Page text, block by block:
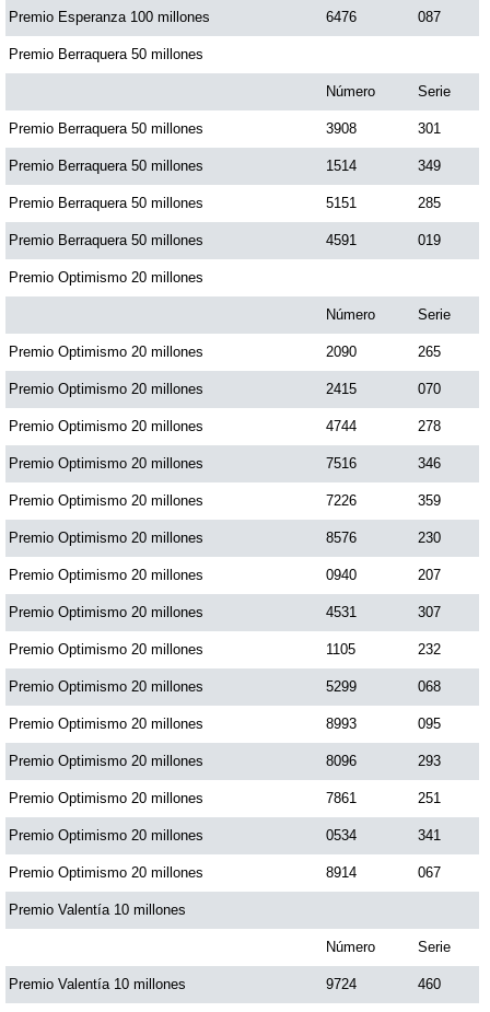
Premio Esperanza 100 millones 6476 087
Premio Berraquera 50 millones
Número Serie
Premio Berraquera 50 millones 3908 301
Premio Berraquera 50 millones 1514 349
Premio Berraquera 50 millones 5151 285
Premio Berraquera 50 millones 4591 019
Premio Optimismo 20 millones
Número Serie
Premio Optimismo 20 millones 2090 265
Premio Optimismo 20 millones 2415 070
Premio Optimismo 20 millones 4744 278
Premio Optimismo 20 millones 7516 346
Premio Optimismo 20 millones 7226 359
Premio Optimismo 20 millones 8576 230
Premio Optimismo 20 millones 0940 207
Premio Optimismo 20 millones 4531 307
Premio Optimismo 20 millones 1105 232
Premio Optimismo 20 millones 5299 068
Premio Optimismo 20 millones 8993 095
Premio Optimismo 20 millones 8096 293
Premio Optimismo 20 millones 7861 251
Premio Optimismo 20 millones 0534 341
Premio Optimismo 20 millones 8914 067
Premio Valentía 10 millones
Número Serie
Premio Valentía 10 millones 9724 460